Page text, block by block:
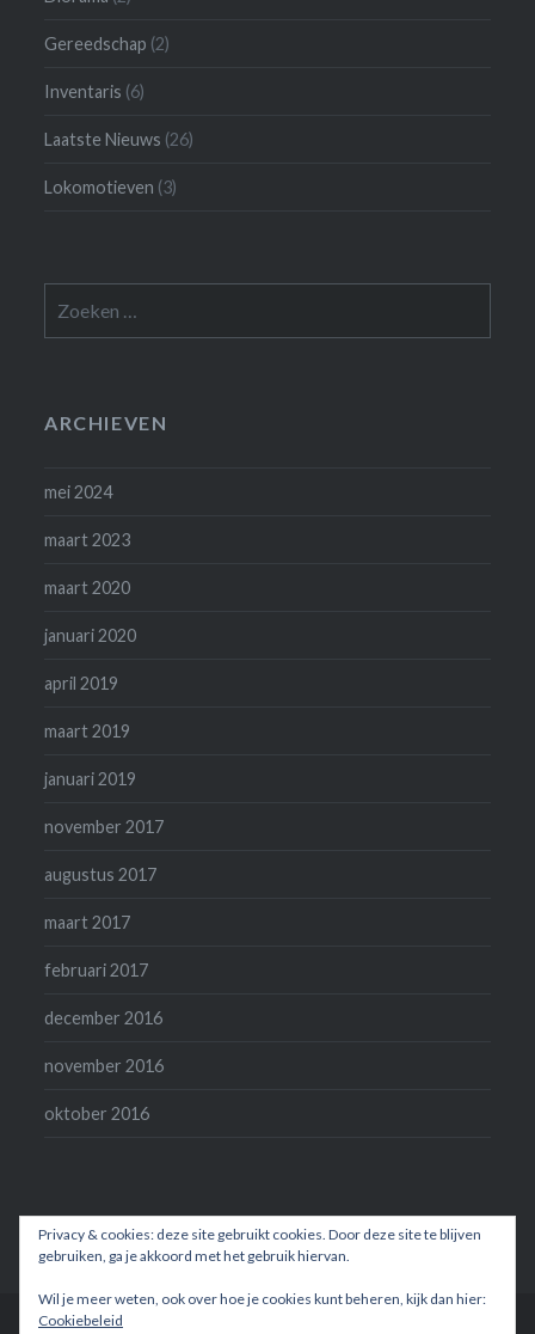
Gereedschap (2)
Inventaris (6)
Laatste Nieuws (26)
Lokomotieven (3)
naar:
ARCHIEVEN
mei 2024
maart 2023
maart 2020
januari 2020
april 2019
maart 2019
januari 2019
november 2017
augustus 2017
maart 2017
februari 2017
december 2016
november 2016
oktober 2016
Privacy & cookies: deze site gebruikt cookies. Door deze site te blijven
gebruiken, ga je akkoord met het gebruik hiervan.
Wil je meer weten, ook over hoe je cookies kunt beheren, kijk dan hier:
Cookiebeleid